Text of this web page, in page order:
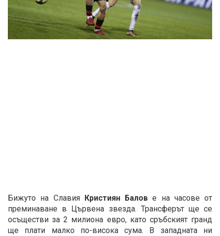
Бижуто на Славия Кристиян Балов е на часове от
преминаване в Цървена звезда. Трансферът ще се
осъществи за 2 милиона евро, като сръбският гранд
ще плати малко по-висока сума. В западната ни